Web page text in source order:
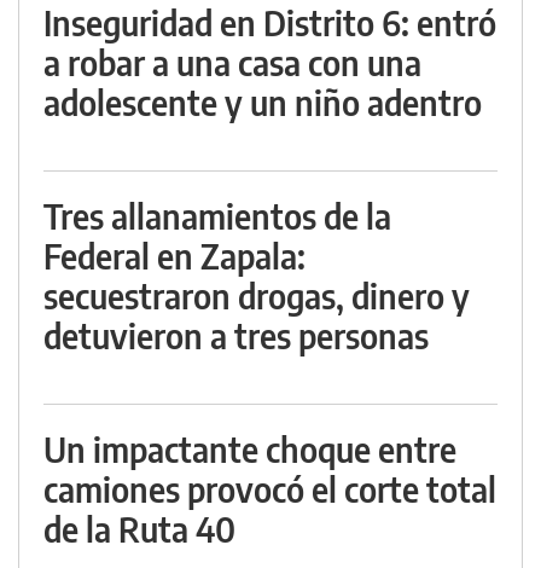
Inseguridad en Distrito 6: entró
a robar a una casa con una
adolescente y un niño adentro
Tres allanamientos de la
Federal en Zapala:
secuestraron drogas, dinero y
detuvieron a tres personas
Un impactante choque entre
camiones provocó el corte total
de la Ruta 40